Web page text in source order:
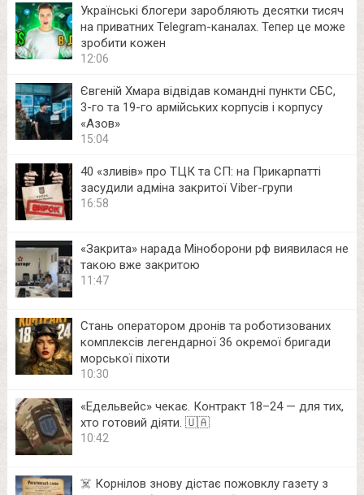
Українські блогери заробляють десятки тисяч
на приватних Telegram-каналах. Тепер це може
зробити кожен
12:06
Євгеній Хмара відвідав командні пункти СБС,
3-го та 19-го армійських корпусів і корпусу
«Азов»
15:04
40 «зливів» про ТЦК та СП: на Прикарпатті
засудили адміна закритої Viber-групи
16:58
«Закрита» нарада Міноборони рф виявилася не
такою вже закритою
11:47
Стань оператором дронів та роботизованих
комплексів легендарної 36 окремої бригади
морської піхоти
10:30
«Едельвейс» чекає. Контракт 18–24 — для тих,
хто готовий діяти. 🇺🇦
10:42
☠️ Корнілов знову дістає пожовклу газету з